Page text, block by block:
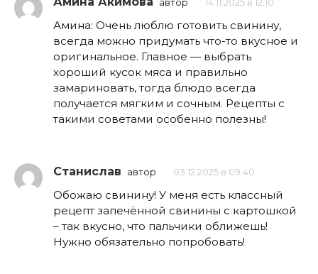
автор 14.11.2025 в 12:10
Амина: Очень люблю готовить свинину,
всегда можно придумать что-то вкусное и
оригинальное. Главное — выбрать
хороший кусок мяса и правильно
замариновать, тогда блюдо всегда
получается мягким и сочным. Рецепты с
такими советами особенно полезны!
Станислав автор 03.12.2025 в 09:40
Обожаю свинину! У меня есть классный
рецепт запечённой свинины с картошкой
– так вкусно, что пальчики оближешь!
Нужно обязательно попробовать!